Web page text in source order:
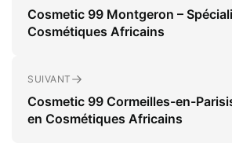
Cosmetic 99 Montgeron –
Cosmétiques Africains
SUIVANT
Cosmetic 99 Cormeilles-en-
en Cosmétiques Africains